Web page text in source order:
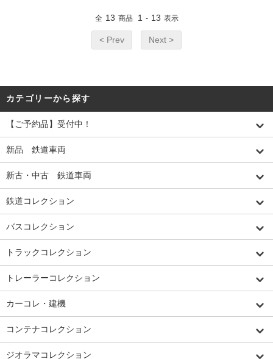
全 13 商品 1 - 13 表示
< Prev Next >
カテゴリーから探す
【ご予約品】受付中！
新品 鉄道車両
新古・中古 鉄道車両
鉄道コレクション
バスコレクション
トラックコレクション
トレーラーコレクション
カーコレ・建機
コンテナコレクション
ジオラマコレクション